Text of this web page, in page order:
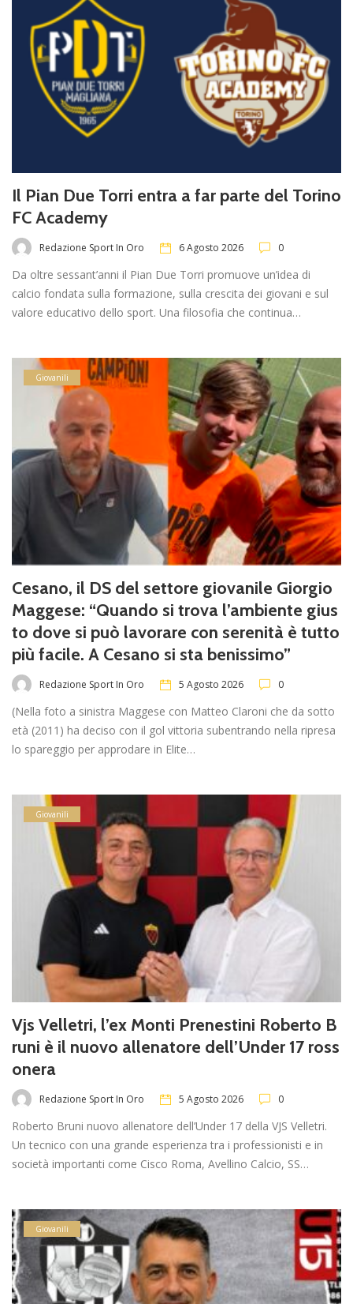
Il Pian Due Torri entra a far parte del Torino
FC Academy
Redazione Sport In Oro 6 Agosto 2026 0
Da oltre sessant’anni il Pian Due Torri promuove un’idea di
calcio fondata sulla formazione, sulla crescita dei giovani e sul
valore educativo dello sport. Una filosofia che continua…
Giovanili
Cesano, il DS del settore giovanile Giorgio
Maggese: “Quando si trova l’ambiente gius
to dove si può lavorare con serenità è tutto
più facile. A Cesano si sta benissimo”
Redazione Sport In Oro 5 Agosto 2026 0
(Nella foto a sinistra Maggese con Matteo Claroni che da sotto
età (2011) ha deciso con il gol vittoria subentrando nella ripresa
lo spareggio per approdare in Elite…
Giovanili
Vjs Velletri, l’ex Monti Prenestini Roberto B
runi è il nuovo allenatore dell’Under 17 ross
onera
Redazione Sport In Oro 5 Agosto 2026 0
Roberto Bruni nuovo allenatore dell’Under 17 della VJS Velletri.
Un tecnico con una grande esperienza tra i professionisti e in
società importanti come Cisco Roma, Avellino Calcio, SS…
Giovanili